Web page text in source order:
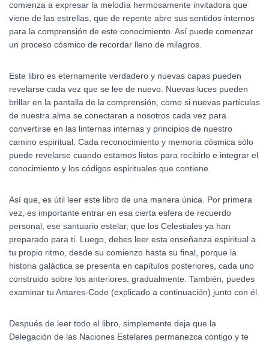
comienza a expresar la melodía hermosamente invitadora que
viene de las estrellas, que de repente abre sus sentidos internos
para la comprensión de este conocimiento. Así puede comenzar
un proceso cósmico de recordar lleno de milagros.
Este libro es eternamente verdadero y nuevas capas pueden
revelarse cada vez que se lee de nuevo. Nuevas luces pueden
brillar en la pantalla de la comprensión, como si nuevas partículas
de nuestra alma se conectaran a nosotros cada vez para
convertirse en las linternas internas y principios de nuestro
camino espiritual. Cada reconocimiento y memoria cósmica sólo
puede revelarse cuando estamos listos para recibirlo e integrar el
conocimiento y los códigos espirituales que contiene.
Así que, es útil leer este libro de una manera única. Por primera
vez, es importante entrar en esa cierta esfera de recuerdo
personal, ese santuario estelar, que los Celestiales ya han
preparado para ti. Luego, debes leer esta enseñanza espiritual a
tu propio ritmo, desde su comienzo hasta su final, porque la
historia galáctica se presenta en capítulos posteriores, cada uno
construido sobre los anteriores, gradualmente. También, puedes
examinar tu Antares-Code (explicado a continuación) junto con él.
Después de leer todo el libro, simplemente deja que la
Delegación de las Naciones Estelares permanezca contigo y te